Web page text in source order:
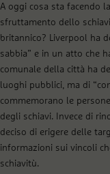
A oggi cosa sta facendo
sfruttamento dello
britannico? Liverpool ha
sabbia” e in un atto che
comunale della città ha
luoghi pubblici, ma di
commemorano le
degli schiavi. Invece di
deciso di erigere delle
informazioni sui vincoli
schiavitù.